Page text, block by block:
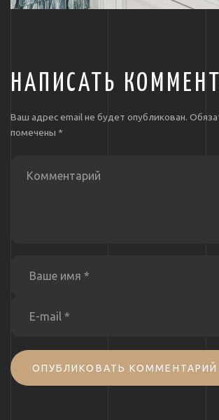
НАПИСАТЬ
Ваш адрес email не будет опубликован.
помечены *
ОПУБЛИКОВАТЬ КОММЕНТАРИЙ